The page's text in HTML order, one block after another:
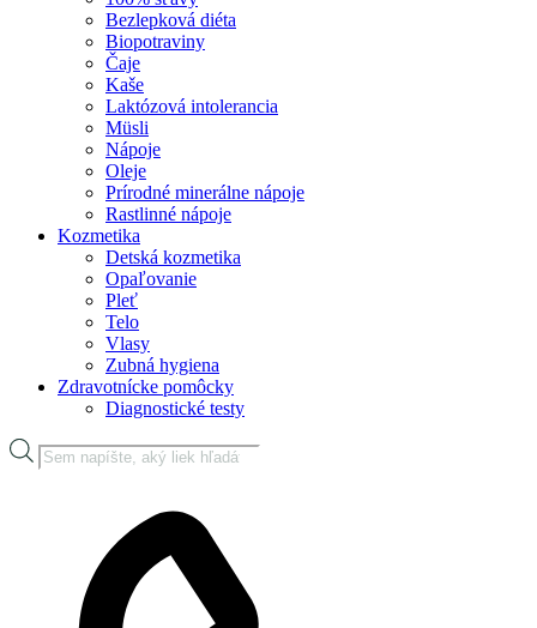
Bezlepková diéta
Biopotraviny
Čaje
Kaše
Laktózová intolerancia
Müsli
Nápoje
Oleje
Prírodné minerálne nápoje
Rastlinné nápoje
Kozmetika
Detská kozmetika
Opaľovanie
Pleť
Telo
Vlasy
Zubná hygiena
Zdravotnícke pomôcky
Diagnostické testy
Products
search